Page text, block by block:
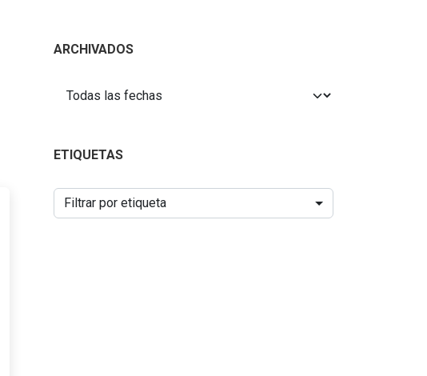
ARCHIVADOS
ETIQUETAS
Filtrar por etiqueta